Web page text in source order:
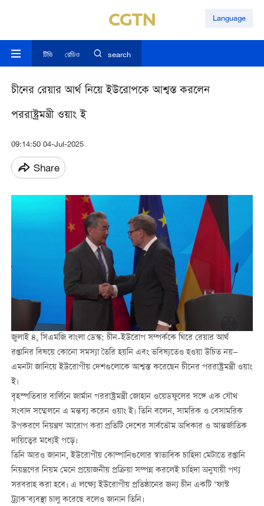
Language
টিভি রেডিও search
চীনের রেয়ার আর্থ নিয়ে ইউরোপকে আশ্বস্ত করলেন
পররাষ্ট্রমন্ত্রী ওয়াং ই
09:14:50 04-Jul-2025
Share
জুলাই ৪, সিএমজি বাংলা ডেস্ক: চীন-ইউরোপ সম্পর্ককে ঘিরে রেয়ার আর্থ
রপ্তানির বিষয়ে কোনো সমস্যা তৈরি হয়নি এবং ভবিষ্যতেও হওয়া উচিত নয়—
এমনটা জানিয়ে ইউরোপীয় দেশগুলোকে আশ্বস্ত করেছেন চীনের পররাষ্ট্রমন্ত্রী ওয়াং
ই।
বৃহস্পতিবার বার্লিনে জার্মান পররাষ্ট্রমন্ত্রী জোহান ওয়েডফুলের সঙ্গে এক যৌথ
সংবাদ সম্মেলনে এ মন্তব্য করেন ওয়াং ই। তিনি বলেন, সামরিক ও বেসামরিক
উপকরণে নিয়ন্ত্রণ আরোপ করা প্রতিটি দেশের সার্বভৌম অধিকার ও আন্তর্জাতিক
দায়িত্বের মধ্যেই পড়ে।
তিনি আরও জানান, ইউরোপীয় কোম্পানিগুলোর স্বাভাবিক চাহিদা মেটাতে রপ্তানি
নিয়ন্ত্রণের নিয়ম মেনে প্রয়োজনীয় প্রক্রিয়া সম্পন্ন করলেই চাহিদা অনুযায়ী পণ্য
সরবরাহ করা হবে। এ লক্ষ্যে ইউরোপীয় প্রতিষ্ঠানের জন্য চীন একটি ‘ফাস্ট
ট্র্যাক’ব্যবস্থা চালু করেছে বলেও জানান তিনি।